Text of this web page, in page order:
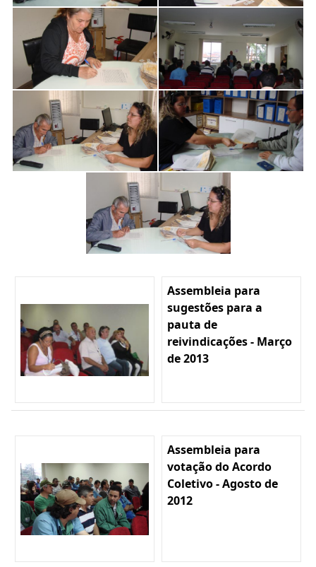
Assembleia para
sugestões para a
pauta de
reivindicações - Março
de 2013
Assembleia para
votação do Acordo
Coletivo - Agosto de
2012